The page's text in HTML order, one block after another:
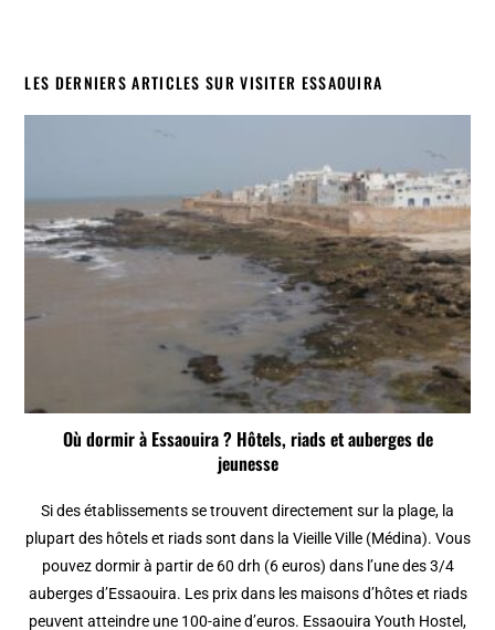
LES DERNIERS ARTICLES SUR VISITER ESSAOUIRA
Où dormir à Essaouira ? Hôtels, riads et auberges de
jeunesse
Si des établissements se trouvent directement sur la plage, la
plupart des hôtels et riads sont dans la Vieille Ville (Médina). Vous
pouvez dormir à partir de 60 drh (6 euros) dans l’une des 3/4
auberges d’Essaouira. Les prix dans les maisons d’hôtes et riads
peuvent atteindre une 100-aine d’euros. Essaouira Youth Hostel,